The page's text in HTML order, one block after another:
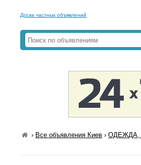
Доска частных объявлений
› Все объявления Киев ›ОДЕЖДА,